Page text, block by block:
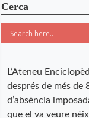
Cerca
L’Ateneu
després de més de
d’absència
que el va veure